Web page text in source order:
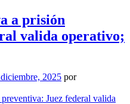
a prisión
valida operativo;
2025 por